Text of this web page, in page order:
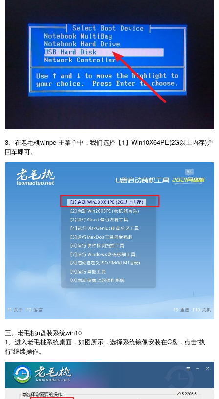
3、在老毛桃winpe 主菜单中，我们选择【1】Win10X64PE(2G以上内存)并
回车即可。
三、老毛桃u盘装系统win10
1、进入老毛桃系统桌面，如图所示，选择系统镜像安装在C盘，点击“执
行”继续操作。